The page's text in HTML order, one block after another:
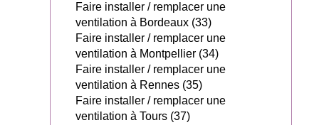
Faire installer / remplacer une
ventilation à Bordeaux (33)
Faire installer / remplacer une
ventilation à Montpellier (34)
Faire installer / remplacer une
ventilation à Rennes (35)
Faire installer / remplacer une
ventilation à Tours (37)